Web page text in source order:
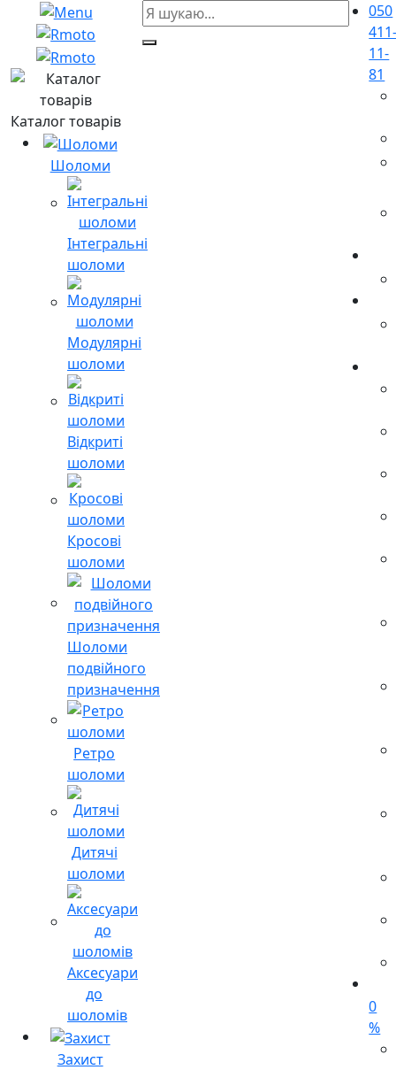
Каталог товарів
Шоломи
Інтегральні
шоломи
Модулярні
шоломи
Відкриті
шоломи
Кросові
шоломи
Шоломи
подвійного
призначення
Ретро
шоломи
Дитячі
шоломи
Аксесуари
до
шоломів
Захист
050
11-
81
0
%